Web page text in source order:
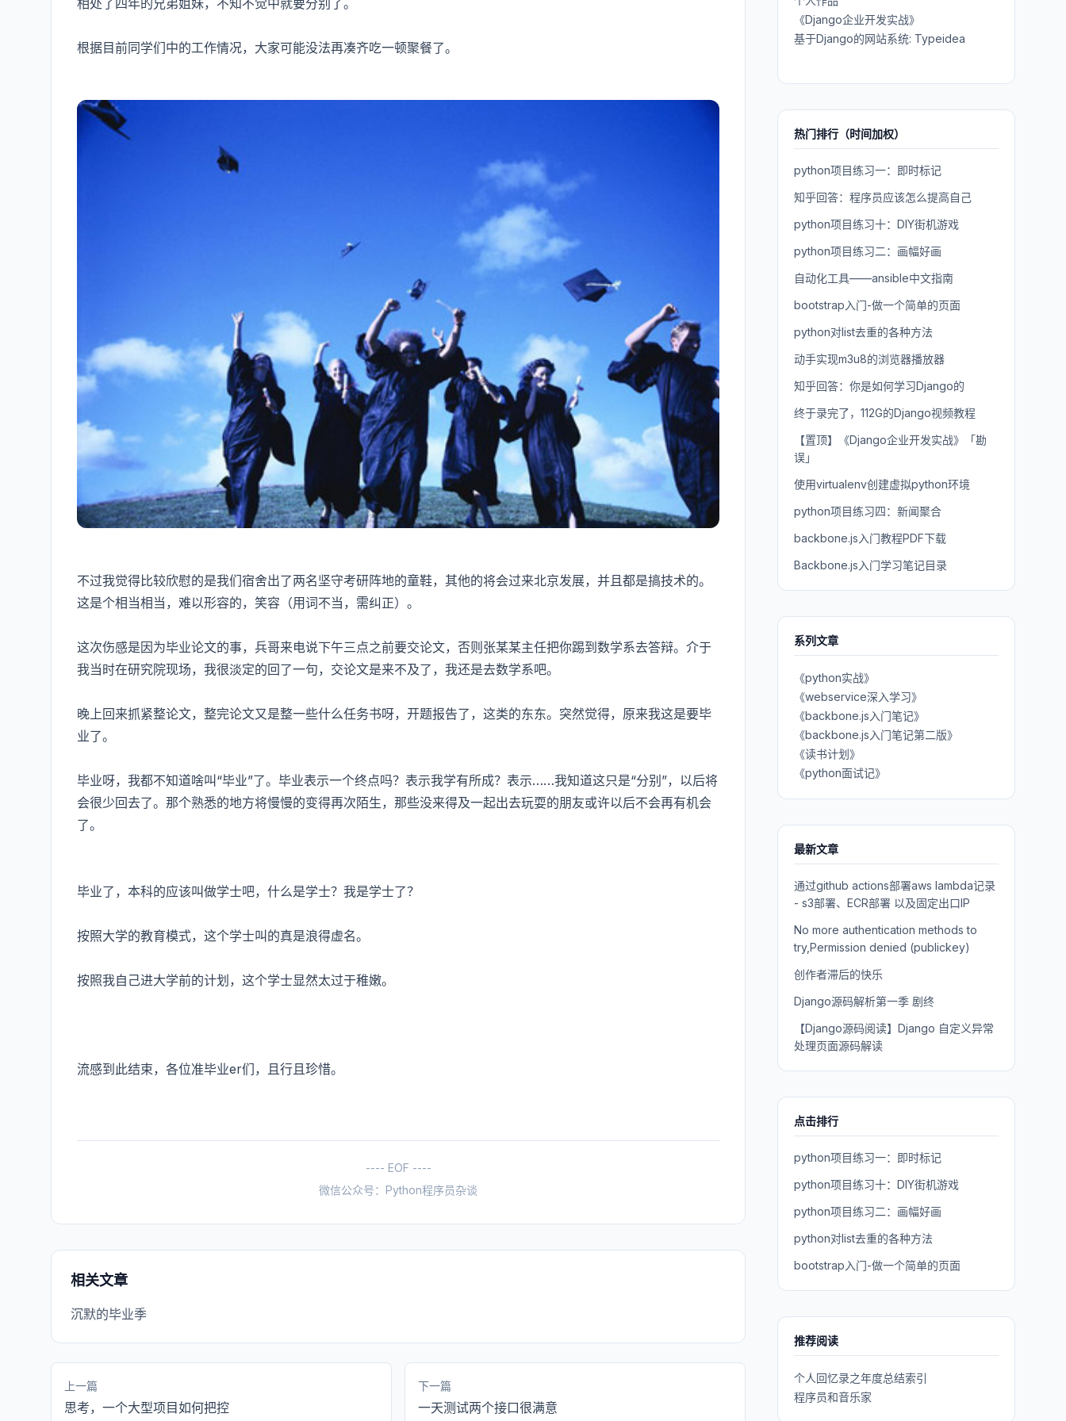
相处了四年的兄弟姐妹，不知不觉中就要分别了。
根据目前同学们中的工作情况，大家可能没法再凑齐吃一顿聚餐了。
不过我觉得比较欣慰的是我们宿舍出了两名坚守考研阵地的童鞋，其他的将会过来北京发展，并且都是搞技术的。
这是个相当相当，难以形容的，笑容（用词不当，需纠正）。
这次伤感是因为毕业论文的事，兵哥来电说下午三点之前要交论文，否则张某某主任把你踢到数学系去答辩。介于
我当时在研究院现场，我很淡定的回了一句，交论文是来不及了，我还是去数学系吧。
晚上回来抓紧整论文，整完论文又是整一些什么任务书呀，开题报告了，这类的东东。突然觉得，原来我这是要毕
业了。
毕业呀，我都不知道啥叫“毕业”了。毕业表示一个终点吗？表示我学有所成？表示……我知道这只是“分别”，以后将
会很少回去了。那个熟悉的地方将慢慢的变得再次陌生，那些没来得及一起出去玩耍的朋友或许以后不会再有机会
了。
毕业了，本科的应该叫做学士吧，什么是学士？我是学士了？
按照大学的教育模式，这个学士叫的真是浪得虚名。
按照我自己进大学前的计划，这个学士显然太过于稚嫩。
流感到此结束，各位准毕业er们，且行且珍惜。
---- EOF ----
微信公众号：Python程序员杂谈
相关文章
沉默的毕业季
上一篇
思考，一个大型项目如何把控
下一篇
一天测试两个接口很满意
《Django企业开发实战》
基于Django的网站系统: Typeidea
热门排行（时间加权）
python项目练习一：即时标记
知乎回答：程序员应该怎么提高自己
python项目练习十：DIY街机游戏
python项目练习二：画幅好画
自动化工具——ansible中文指南
bootstrap入门-做一个简单的页面
python对list去重的各种方法
动手实现m3u8的浏览器播放器
知乎回答：你是如何学习Django的
终于录完了，112G的Django视频教程
【置顶】《Django企业开发实战》「勘
误」
使用virtualenv创建虚拟python环境
python项目练习四：新闻聚合
backbone.js入门教程PDF下载
Backbone.js入门学习笔记目录
系列文章
《python实战》
《webservice深入学习》
《backbone.js入门笔记》
《backbone.js入门笔记第二版》
《读书计划》
《python面试记》
最新文章
通过github actions部署aws lambda记录
- s3部署、ECR部署 以及固定出口IP
No more authentication methods to
try,Permission denied (publickey)
创作者滞后的快乐
Django源码解析第一季 剧终
【Django源码阅读】Django 自定义异常
处理页面源码解读
点击排行
python项目练习一：即时标记
python项目练习十：DIY街机游戏
python项目练习二：画幅好画
python对list去重的各种方法
bootstrap入门-做一个简单的页面
推荐阅读
个人回忆录之年度总结索引
程序员和音乐家